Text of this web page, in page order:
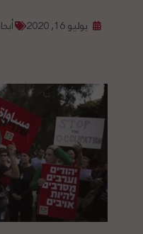
يوليو 16, 2020